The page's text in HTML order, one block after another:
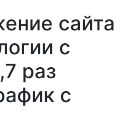
сайта
с
раз
с